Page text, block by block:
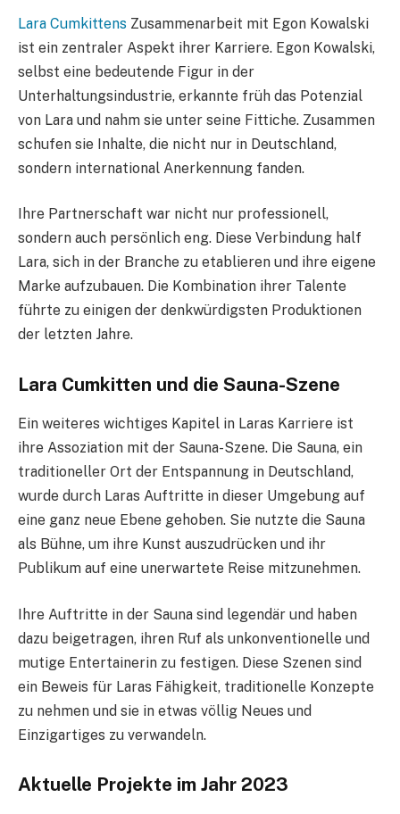
Lara Cumkittens Zusammenarbeit mit Egon Kowalski
ist ein zentraler Aspekt ihrer Karriere. Egon Kowalski,
selbst eine bedeutende Figur in der
Unterhaltungsindustrie, erkannte früh das Potenzial
von Lara und nahm sie unter seine Fittiche. Zusammen
schufen sie Inhalte, die nicht nur in Deutschland,
sondern international Anerkennung fanden.
Ihre Partnerschaft war nicht nur professionell,
sondern auch persönlich eng. Diese Verbindung half
Lara, sich in der Branche zu etablieren und ihre eigene
Marke aufzubauen. Die Kombination ihrer Talente
führte zu einigen der denkwürdigsten Produktionen
der letzten Jahre.
Lara Cumkitten und die Sauna-Szene
Ein weiteres wichtiges Kapitel in Laras Karriere ist
ihre Assoziation mit der Sauna-Szene. Die Sauna, ein
traditioneller Ort der Entspannung in Deutschland,
wurde durch Laras Auftritte in dieser Umgebung auf
eine ganz neue Ebene gehoben. Sie nutzte die Sauna
als Bühne, um ihre Kunst auszudrücken und ihr
Publikum auf eine unerwartete Reise mitzunehmen.
Ihre Auftritte in der Sauna sind legendär und haben
dazu beigetragen, ihren Ruf als unkonventionelle und
mutige Entertainerin zu festigen. Diese Szenen sind
ein Beweis für Laras Fähigkeit, traditionelle Konzepte
zu nehmen und sie in etwas völlig Neues und
Einzigartiges zu verwandeln.
Aktuelle Projekte im Jahr 2023